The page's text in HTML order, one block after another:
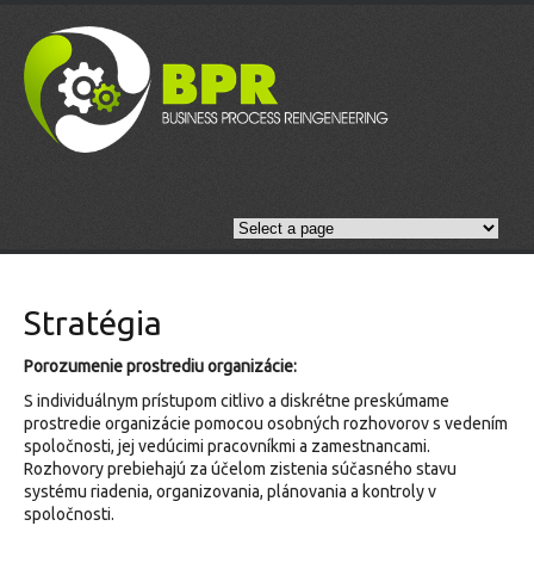
Stratégia
Porozumenie prostrediu organizácie:
S individuálnym prístupom citlivo a diskrétne preskúmame
prostredie organizácie pomocou osobných rozhovorov s vedením
spoločnosti, jej vedúcimi pracovníkmi a zamestnancami.
Rozhovory prebiehajú za účelom zistenia súčasného stavu
systému riadenia, organizovania, plánovania a kontroly v
spoločnosti.